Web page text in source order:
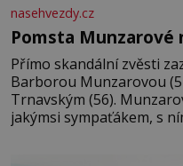
nasehvezdy.cz
Pomsta Munzarové
Přímo skandální zvěsti
Barborou Munzarovou
Trnavským (56).
jakýmsi sympaťákem, s